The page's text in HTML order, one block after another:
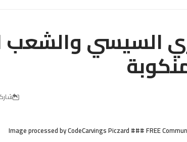
السيسي
Image processed by CodeCarvings Piczard ### FREE